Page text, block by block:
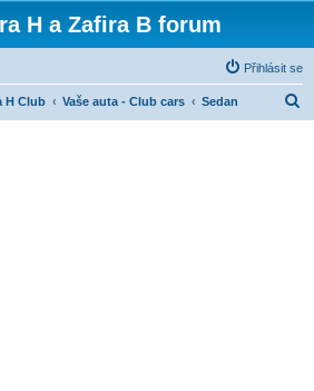
H a Zafira B forum
Přihlásit se
H Club Vaše auta - Club cars Sedan